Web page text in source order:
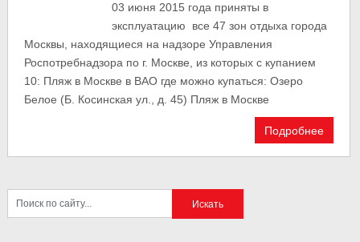
03 июня 2015 года приняты в
эксплуатацию все 47 зон отдыха города
Москвы, находящиеся на надзоре Управления
Роспотребнадзора по г. Москве, из которых с купанием
10: Пляж в Москве в ВАО где можно купаться: Озеро
Белое (Б. Косинская ул., д. 45) Пляж в Москве
Подробнее